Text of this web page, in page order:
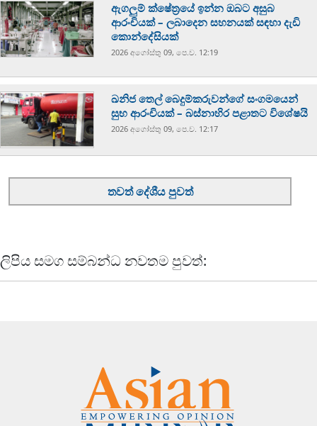
ඇගලුම් ක්ෂේත්‍රයේ ඉන්න ඔබට අසුබ
ආරංචියක් – ලබාදෙන සහනයක් සඳහා දැඩි
කොන්දේසියක්
2026 අගෝස්‍තු 09, පෙ.ව. 12:19
ඛනිජ තෙල් බෙදුම්කරුවන්ගේ සංගමයෙන්
සුභ ආරංචියක් – බස්නාහිර පළාතට විශේෂයි
2026 අගෝස්‍තු 09, පෙ.ව. 12:17
තවත් දේශීය පුවත්
ලිපිය සමග සම්බන්ධ නවතම පුවත්: